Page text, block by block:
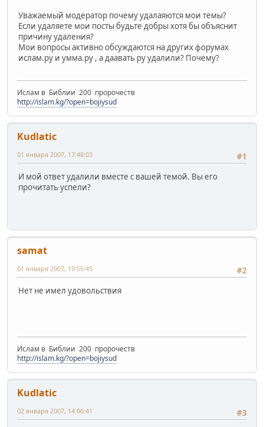
Уважаемый модератор почему удалаяются мои темы?
Если удаляете мои посты будьте добры хотя бы объяснит
причину удаления?
Мои вопросы активно обсуждаются на других форумах
ислам.ру и умма.ру , а даавать ру удалили? Почему?
Ислам в Библии 200 пророчеств
http://islam.kg/?open=bojiysud
Kudlatic
#1
01 января 2007, 17:48:03
И мой ответ удалили вместе с вашей темой. Вы его
прочитать успели?
samat
#2
01 января 2007, 19:55:45
Нет не имел удовольствия
Ислам в Библии 200 пророчеств
http://islam.kg/?open=bojiysud
Kudlatic
#3
02 января 2007, 14:06:41